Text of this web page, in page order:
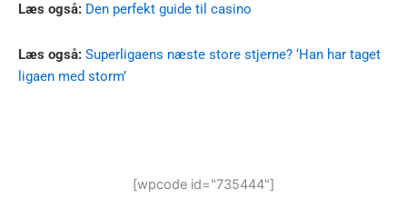
Læs også: Den perfekt guide til casino
Læs også: Superligaens næste store stjerne? ‘Han har taget
ligaen med storm’
[wpcode id="735444"]